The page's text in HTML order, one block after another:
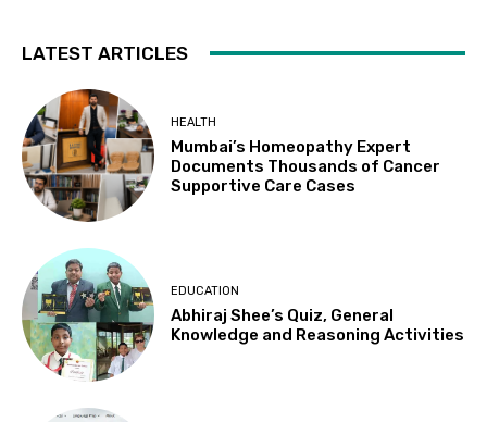
LATEST ARTICLES
HEALTH
Mumbai’s Homeopathy Expert
Documents Thousands of Cancer
Supportive Care Cases
EDUCATION
Abhiraj Shee’s Quiz, General
Knowledge and Reasoning Activities